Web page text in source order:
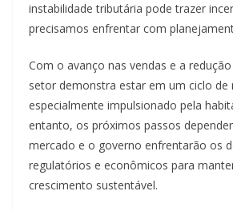
instabilidade tributária pode trazer
precisamos enfrentar com
Com o avanço nas vendas e a
setor demonstra estar em um ciclo de
especialmente impulsionado pela
entanto, os próximos passos
mercado e o governo enfrentarão os
regulatórios e econômicos para
crescimento sustentável.